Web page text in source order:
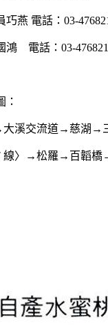
電話：03-
電話：03-4768216
：
交流道→慈湖→三
〉→松羅→百韜橋→